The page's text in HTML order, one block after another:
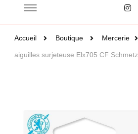
Accueil Boutique Mercerie
aiguilles surjeteuse Elx705 CF Schmetz